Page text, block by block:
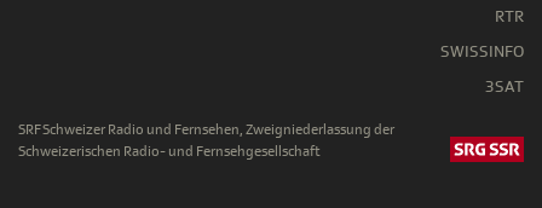
RTR
SWISSINFO
3SAT
SRF Schweizer Radio und Fernsehen, Zweigniederlassung der
Schweizerischen Radio- und Fernsehgesellschaft